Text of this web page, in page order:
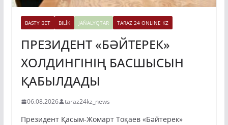
BASTY BET BILİK JAŃALYQTAR TARAZ 24 ONLINE KZ
ПРЕЗИДЕНТ «БӘЙТЕРЕК»
ХОЛДИНГІНІҢ БАСШЫСЫН
ҚАБЫЛДАДЫ
06.08.2026 taraz24kz_news
Президент Қасым-Жомарт Тоқаев «Бәйтерек»